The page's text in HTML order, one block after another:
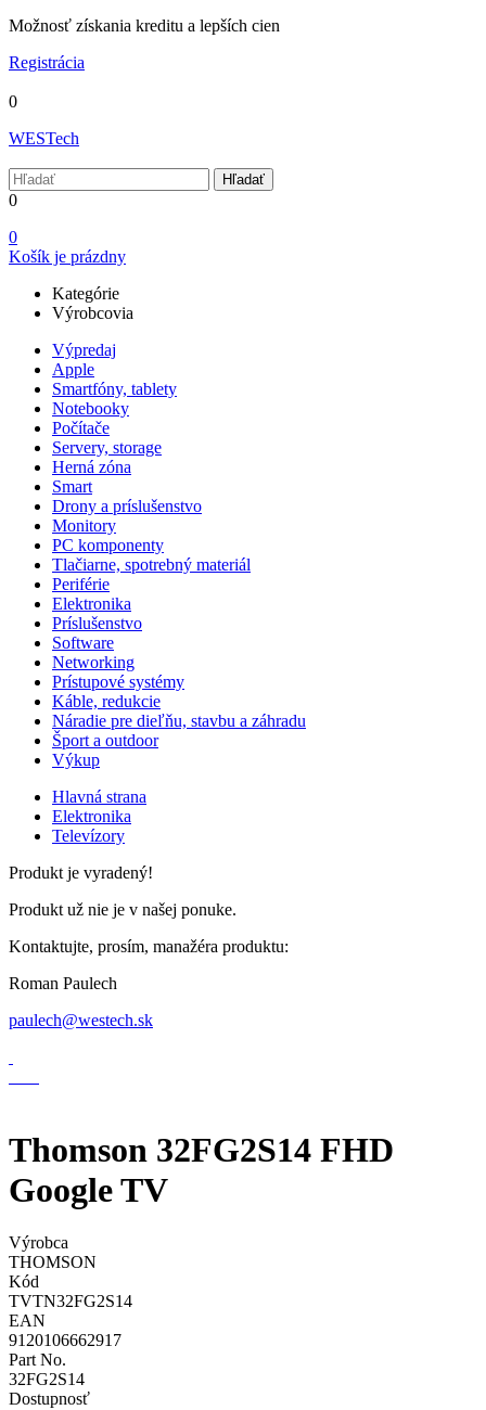
Možnosť získania kreditu a lepších cien
Registrácia
0
WESTech
Hľadať
0
0
Košík je prázdny
Kategórie
Výrobcovia
Výpredaj
Apple
Smartfóny, tablety
Notebooky
Počítače
Servery, storage
Herná zóna
Smart
Drony a príslušenstvo
Monitory
PC komponenty
Tlačiarne, spotrebný materiál
Periférie
Elektronika
Príslušenstvo
Software
Networking
Prístupové systémy
Káble, redukcie
Náradie pre dieľňu, stavbu a záhradu
Šport a outdoor
Výkup
Hlavná strana
Elektronika
Televízory
Produkt je vyradený!
Produkt už nie je v našej ponuke.
Kontaktujte, prosím, manažéra produktu:
Roman Paulech
paulech@westech.sk
Thomson 32FG2S14 FHD
Google TV
Výrobca
THOMSON
Kód
TVTN32FG2S14
EAN
9120106662917
Part No.
32FG2S14
Dostupnosť